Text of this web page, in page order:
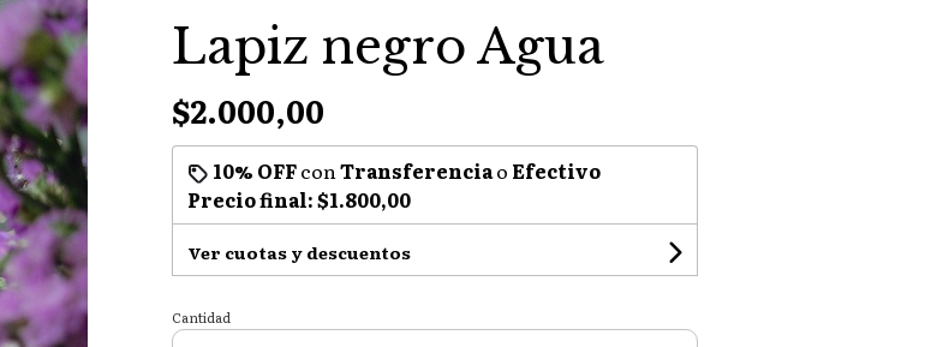
Lapiz negro Agua
$2.000,00
10% OFFconTransferenciao Efectivo
Precio final:$1.800,00
Ver cuotas y descuentos
Cantidad